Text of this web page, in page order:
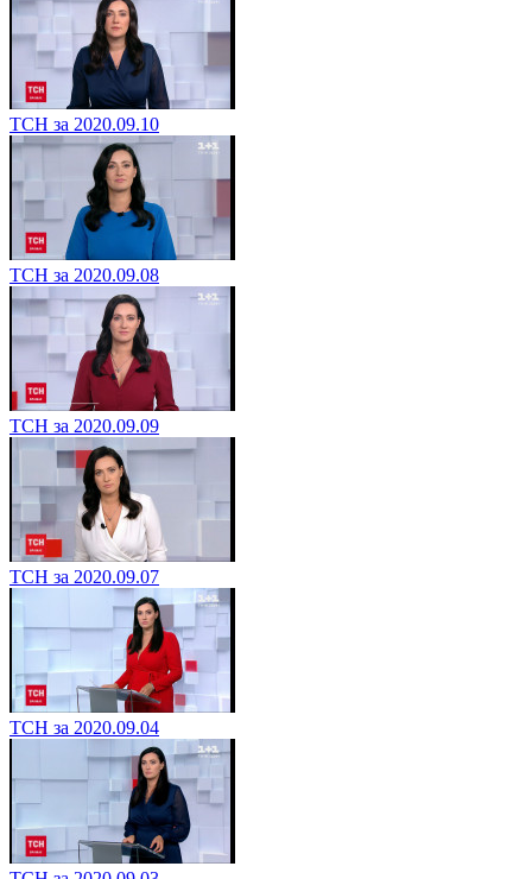
ТСН за 2020.09.10
ТСН за 2020.09.08
ТСН за 2020.09.09
ТСН за 2020.09.07
ТСН за 2020.09.04